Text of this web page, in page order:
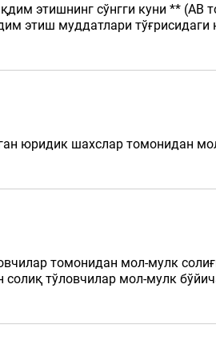
этишнинг сўнгги куни ** (АВ
этиш муддатлари
юридик шахслар томонидан
томонидан мол-мулк
тўловчилар мол-мулк